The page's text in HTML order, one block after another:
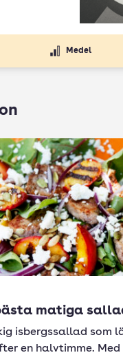
Medel
matiga
isbergssallad som
en halvtimme.